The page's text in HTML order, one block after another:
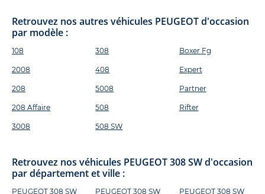
Retrouvez nos autres véhicules PEUGEOT d'occasion
par modèle :
108
2008
208
208 Affaire
3008
308
408
5008
508
508 SW
Boxer Fg
Expert
Partner
Rifter
Retrouvez nos véhicules PEUGEOT 308 SW d'occasion
par département et ville :
PEUGEOT 308 SW
PEUGEOT 308 SW
PEUGEOT 308 SW